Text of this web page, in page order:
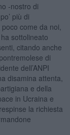
-nostro di
più di
come da noi,
sottolineato
citando anche
di
dell’ANPI
disamina attenta,
e della
in Ucraina e
la richiesta